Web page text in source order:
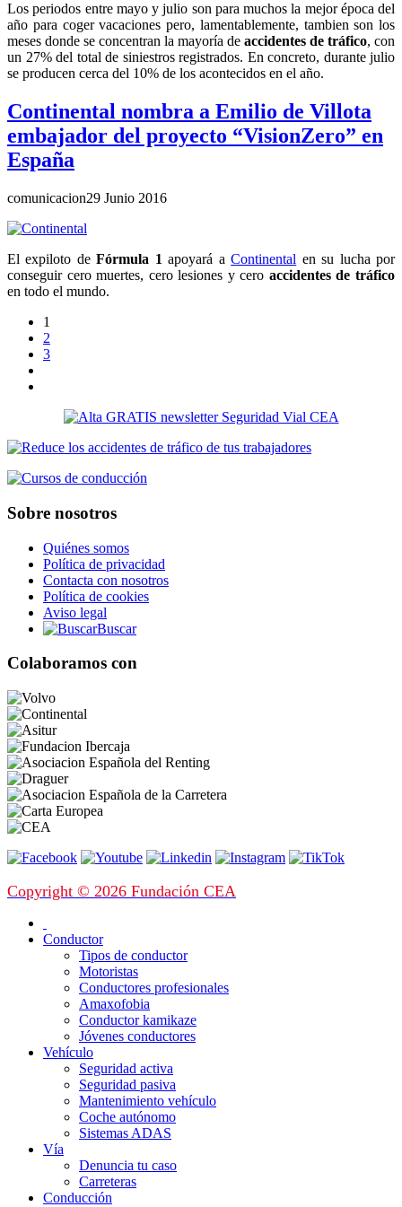
Los periodos entre mayo y julio son para muchos la mejor época del
año para coger vacaciones pero, lamentablemente, tambien son los
meses donde se concentran la mayoría de accidentes de tráfico, con
un 27% del total de siniestros registrados. En concreto, durante julio
se producen cerca del 10% de los acontecidos en el año.
Continental nombra a Emilio de Villota
embajador del proyecto “VisionZero” en
España
comunicacion29 Junio 2016
El expiloto deFórmula 1 apoyará aContinental en su lucha por
conseguir cero muertes, cero lesiones y cero accidentes de tráfico
en todo el mundo.
1
2
3
Sobre nosotros
Quiénes somos
Política de privacidad
Contacta con nosotros
Política de cookies
Aviso legal
Buscar
Colaboramos con
Copyright © 2026 Fundación CEA
Conductor
Tipos de conductor
Motoristas
Conductores profesionales
Amaxofobia
Conductor kamikaze
Jóvenes conductores
Vehículo
Seguridad activa
Seguridad pasiva
Mantenimiento vehículo
Coche autónomo
Sistemas ADAS
Vía
Denuncia tu caso
Carreteras
Conducción